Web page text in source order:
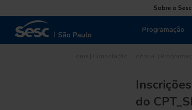
Sobre o Sesc
Programação
do